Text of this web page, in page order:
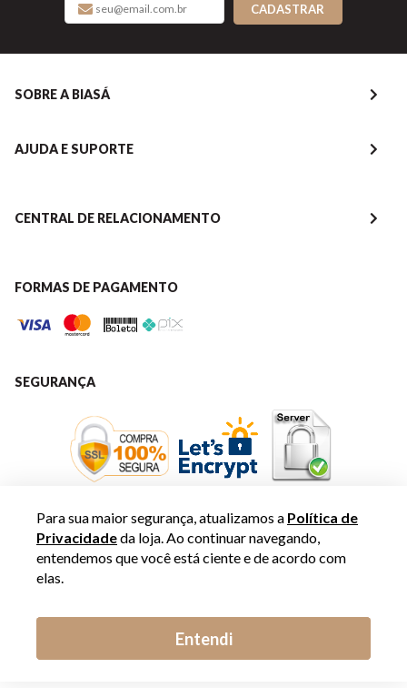
Para sua maior segurança, atualizamos a Política de
Privacidadeda loja. Ao continuar navegando,
entendemos que você está ciente e de acordo com
elas.
Entendi
CADASTRAR
SOBRE A BIASÁ
AJUDA E SUPORTE
CENTRAL DE RELACIONAMENTO
FORMAS DE PAGAMENTO
SEGURANÇA
reservados. Av. Marginal Sul da Via Anhanguera, 1315 - Casa Branca/Setor